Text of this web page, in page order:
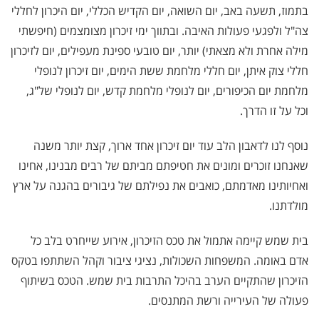
בתמוז, תשעה באב, יום השואה, יום הקדיש הכללי, יום היכרון לחללי
צה"ל ולפגעי פעולות האיבה. ובתווך ימי זיכרון מצומצמים (חיפשתי
מילה אחרת ולא מצאתי) יותר, יום טובעי ספינת מעפילים, יום לזיכרון
חללי צוק איתן, יום חללי מלחמת ששת הימים, יום זיכרון לנופלי
מלחמת יום הכיפורים, יום לנופלי מלחמת קדש, יום לנופלי של"ג,
וכל על זו הדרך.
נוסף לנו לדאבון הלב עוד יום זיכרון אחד ארוך, קצת יותר משנה
שאנחנו זוכרים ומונים את חטיפתם מביתם של רבים מבנינו, אחינו
ואחיותינו מאדמתם, כואבים את נפילתם של גיבורים בהגנה על ארץ
מולדתנו.
בית שמש קיימה אתמול את טכס הזיכרון, אירוע שייחרט בלב כל
אדם באומה. המשפחות השכולות, נציגי ציבור וקהל השתתפו בטקס
הזיכרון שהתקיים הערב בהיכל התרבות בית שמש. הטכס בשיתוף
פעולה של העירייה ורשת המתנסים.